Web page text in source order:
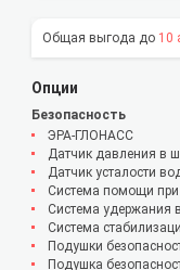
10
Опции
Безопасность
ЭРА-ГЛОНАСС
Датчик давления в
Датчик усталости
Система помощи при
Система удержания
Система
Подушки
Подушка